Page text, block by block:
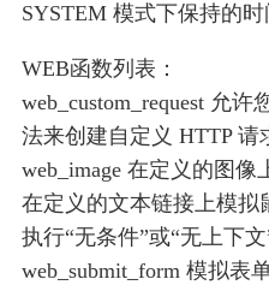
SYSTEM 模式下保持的时
WEB函数列表：
web_custom_request 允
法来创建自定义 HTTP 请
web_image 在定义的图
在定义的文本链接上模拟
执行“无条件”或“无上下
web_submit_form 模拟表